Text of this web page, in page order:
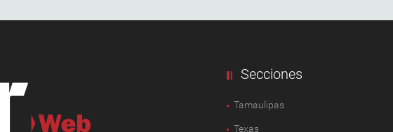
Secciones
Tamaulipas
Texas